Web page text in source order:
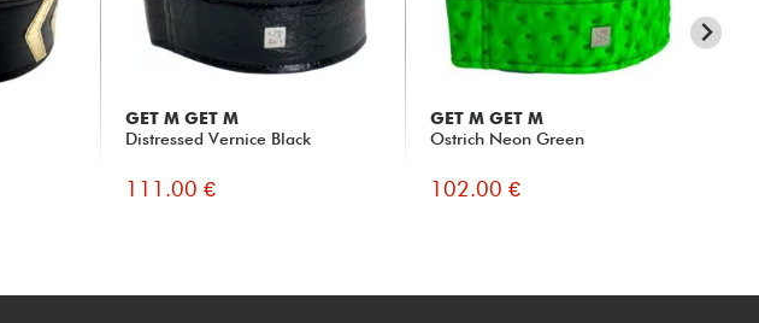
GET M GET M
Distressed Vernice Black
111.00 €
GET M GET M
Ostrich Neon Green
102.00 €